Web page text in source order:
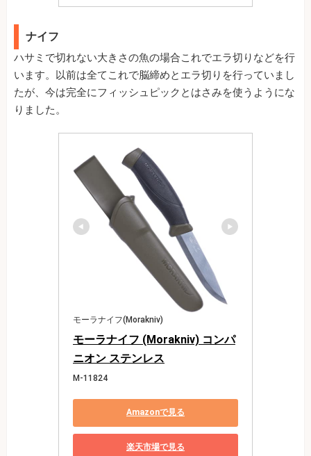
ナイフ
ハサミで切れない大きさの魚の場合これでエラ切りなどを行
います。以前は全てこれで脳締めとエラ切りを行っていまし
たが、今は完全にフィッシュピックとはさみを使うようにな
りました。
モーラナイフ(Morakniv)
モーラナイフ (Morakniv) コンパ
ニオン ステンレス
M-11824
Amazonで見る
楽天市場で見る